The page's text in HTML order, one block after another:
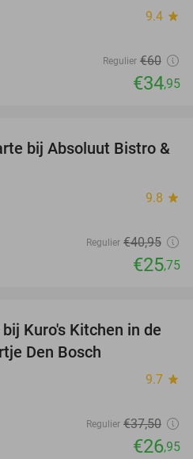
9.4 star
Regulier €60
€34,95
37%
bij Absoluut Bistro &
9.8 star
Regulier €40,95
€25,75
28%
Kuro's Kitchen in de
Den Bosch
9.7 star
Regulier €37,50
€26,95